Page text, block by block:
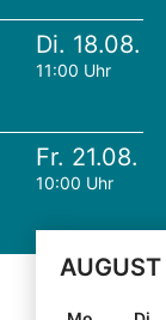
Di. 18.08.
11:00 Uhr
Fr. 21.08.
10:00 Uhr
AUGUST